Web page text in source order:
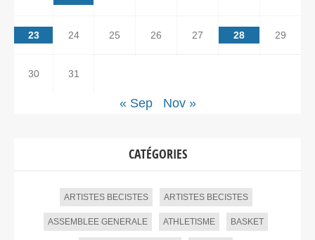
23 24 25 26 27 28 29
30 31
« Sep Nov »
CATÉGORIES
ARTISTES BECISTES ARTISTES BECISTES
ASSEMBLEE GENERALE ATHLETISME BASKET